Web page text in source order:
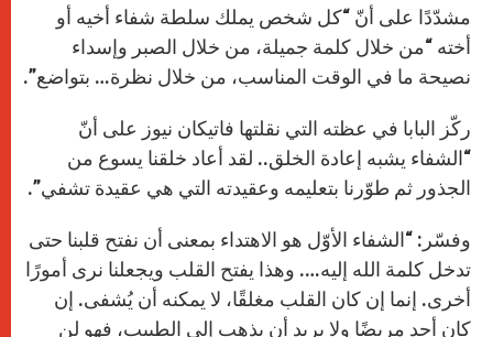
مشدّدًا على أنّ “كل شخص يملك سلطة شفاء أخيه أو
أخته “من خلال كلمة جميلة، من خلال الصبر وإسداء
نصيحة ما في الوقت المناسب، من خلال نظرة… بتواضع”.
ركّز البابا في عظته التي نقلتها فاتيكان نيوز على أنّ
“الشفاء يشبه إعادة الخلق.. لقد أعاد خلقنا يسوع من
الجذور ثم طوّرنا بتعليمه وعقيدته التي هي عقيدة تشفي”.
وفسّر: “الشفاء الأوّل هو الاهتداء بمعنى أن نفتح قلبنا حتى
تدخل كلمة الله إليه…. وهذا يفتح القلب ويجعلنا نرى أمورًا
أخرى. إنما إن كان القلب مغلقًا، لا يمكنه أن يُشفى. إن
كان أحد مريضًا ولا يريد أن يذهب إلى الطبيب، فهو لن